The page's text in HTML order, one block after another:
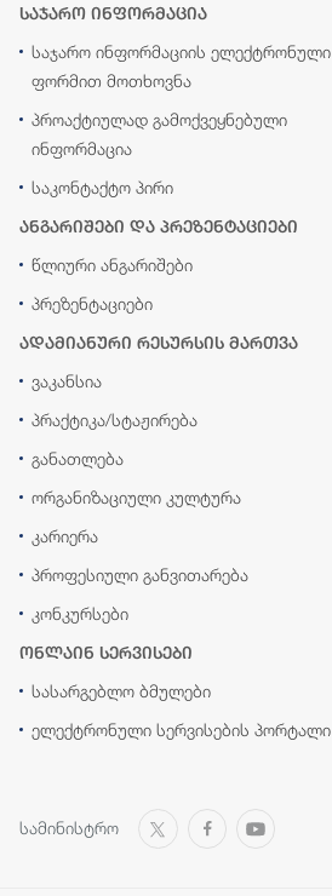
საჯარო ინფორმაცია
საჯარო ინფორმაციის ელექტრონული
ფორმით მოთხოვნა
პროაქტიულად გამოქვეყნებული
ინფორმაცია
საკონტაქტო პირი
ანგარიშები და პრეზენტაციები
წლიური ანგარიშები
პრეზენტაციები
ადამიანური რესურსის მართვა
ვაკანსია
პრაქტიკა/სტაჟირება
განათლება
ორგანიზაციული კულტურა
კარიერა
პროფესიული განვითარება
კონკურსები
ონლაინ სერვისები
სასარგებლო ბმულები
ელექტრონული სერვისების პორტალი
სამინისტრო